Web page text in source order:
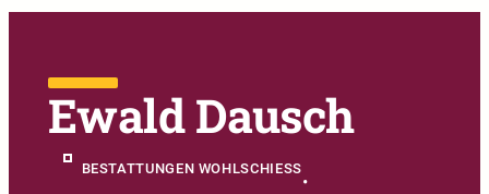
Ewald Dausch
BESTATTUNGEN WOHLSCHIESS
•